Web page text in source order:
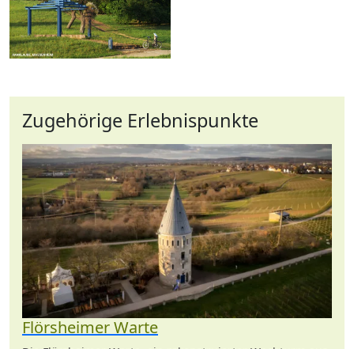
Zugehörige Erlebnispunkte
Flörsheimer Warte